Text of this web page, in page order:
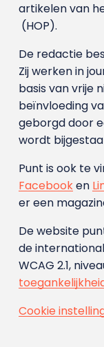
artikelen van
(HOP).
De redactie
Zij werken in
basis van vrije
beïnvloeding
geborgd door
wordt
Punt is ook te
Facebooken
er een
De website
de
WCAG 2.1,
Cookie